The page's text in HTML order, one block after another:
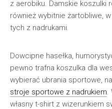
z aerobiku. Damskie koszulki
również wybitnie żartobliwe,
tych z nadrukami.
Dowcipne hasełka,
pewno trafna koszulka dla
wybierać ubrania sportowe,
stroje sportowe z nadrukiem.
własny t-shirt z wizerunkiem